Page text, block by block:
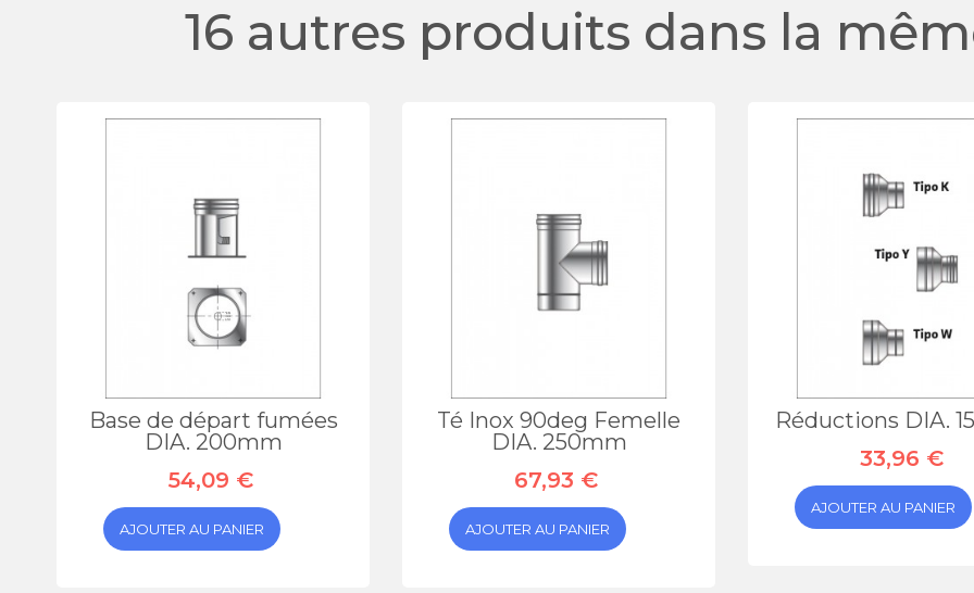
16 autres produits dans la
Base de départ fumées
DIA. 200mm
54,09 €
AJOUTER AU PANIER
Té Inox 90deg Femelle
DIA. 250mm
67,93 €
AJOUTER AU PANIER
Réductions DIA.
33,96 €
AJOUTER AU PANIER